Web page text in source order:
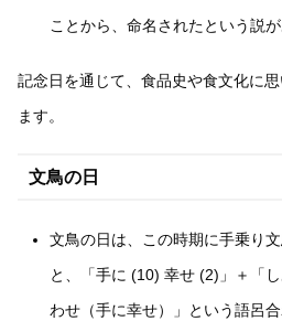
ことから、命名されたという説が
記念日を通じて、食品史や食文化に
ます。
文鳥の日
文鳥の日は、この時期に手乗り
と、「手に (10) 幸せ (2)」＋「
わせ（手に幸せ）」という語呂